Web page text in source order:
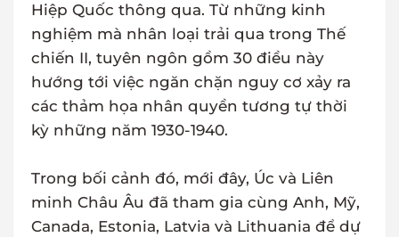
Hiệp Quốc thông qua. Từ những kinh
nghiệm mà nhân loại trải qua trong Thế
chiến II, tuyên ngôn gồm 30 điều này
hướng tới việc ngăn chặn nguy cơ xảy ra
các thảm họa nhân quyền tương tự thời
kỳ những năm 1930-1940.
Trong bối cảnh đó, mới đây, Úc và Liên
minh Châu Âu đã tham gia cùng Anh, Mỹ,
Canada, Estonia, Latvia và Lithuania để dự